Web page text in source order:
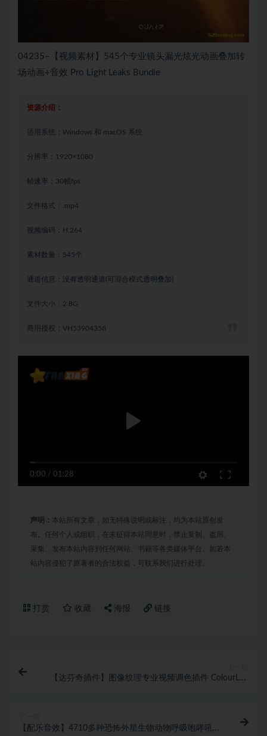
04235–【视频素材】545个专业镜头漏光炫光动画叠加转
场动画+音效 Pro Light Leaks Bundle
资源介绍：
适用系统：Windows 和 macOS 系统
分辨率：1920×1080
帧速率：30帧fps
文件格式：.mp4
视频编码：H.264
素材数量：545个
通道信息：没有透明通道(可混合模式透明叠加)
文件大小：2.8G
商用授权：VH53904358
0:00 / 01:28
声明： 本站所有文章，如无特殊说明或标注，均为本站原创发
布。任何个人或组织，在未征得本站同意时，禁止复制、盗用、
采集、发布本站内容到任何网站、书籍等各类媒体平台。如若本
站内容侵犯了原著者的合法权益，可联系我们进行处理。
打赏 收藏 海报 链接
【达芬奇插件】图像纹理专业视频调色插件 ColourLab
【配乐音效】4710多种恐怖外星生物动物呼吸咆哮吼叫